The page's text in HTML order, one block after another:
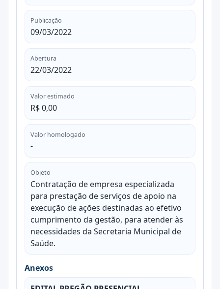
Publicação
09/03/2022
Abertura
22/03/2022
Valor estimado
R$ 0,00
Valor homologado
-
Objeto
Contratação de empresa especializada
para prestação de serviços de apoio na
execução de ações destinadas ao efetivo
cumprimento da gestão, para atender às
necessidades da Secretaria Municipal de
Saúde.
Anexos